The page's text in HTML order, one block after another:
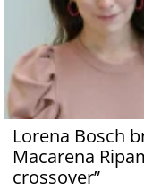
Lorena Bosch
Macarena
crossover”